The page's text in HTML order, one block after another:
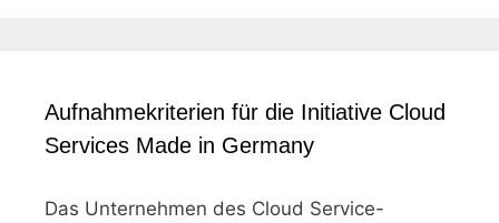
Aufnahmekriterien für die Initiative Cloud
Services Made in Germany
Das Unternehmen des Cloud Service-